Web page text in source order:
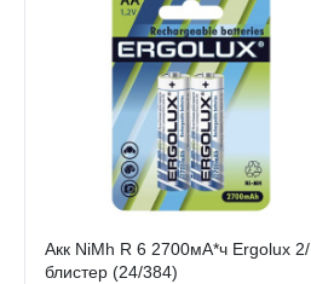
Акк NiMh R 6 2700мА*ч Ergolux 2/
блистер (24/384)